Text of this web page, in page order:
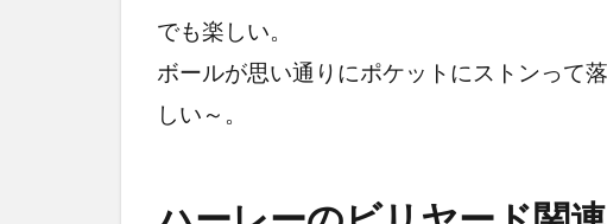
B&S
イー
グル
2.2
でも楽しい。
ボールが思い通りにポケットにストンって
しい～。